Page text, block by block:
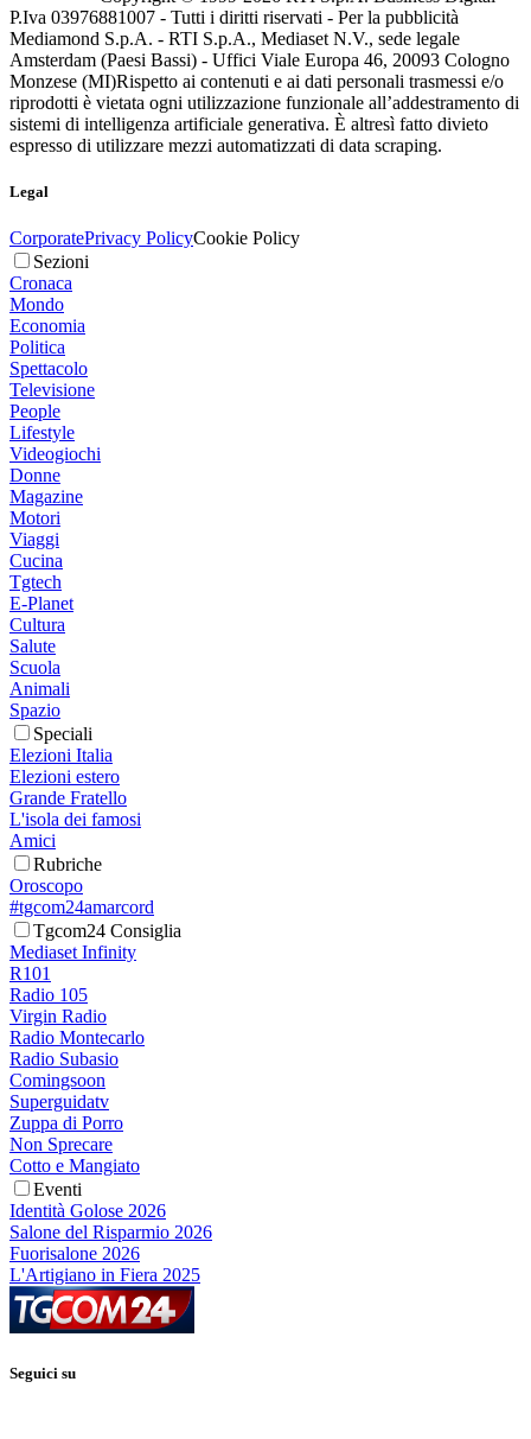
P.Iva 03976881007 - Tutti i diritti riservati - Per la pubblicità
Mediamond S.p.A. - RTI S.p.A., Mediaset N.V., sede legale
Amsterdam (Paesi Bassi) - Uffici Viale Europa 46, 20093 Cologno
Monzese (MI)Rispetto ai contenuti e ai dati personali trasmessi e/o
riprodotti è vietata ogni utilizzazione funzionale all’addestramento di
sistemi di intelligenza artificiale generativa. È altresì fatto divieto
espresso di utilizzare mezzi automatizzati di data scraping.
Legal
CorporatePrivacy PolicyCookie Policy
Sezioni
Cronaca
Mondo
Economia
Politica
Spettacolo
Televisione
People
Lifestyle
Videogiochi
Donne
Magazine
Motori
Viaggi
Cucina
Tgtech
E-Planet
Cultura
Salute
Scuola
Animali
Spazio
Speciali
Elezioni Italia
Elezioni estero
Grande Fratello
L'isola dei famosi
Amici
Rubriche
Oroscopo
#tgcom24amarcord
Tgcom24 Consiglia
Mediaset Infinity
R101
Radio 105
Virgin Radio
Radio Montecarlo
Radio Subasio
Comingsoon
Superguidatv
Zuppa di Porro
Non Sprecare
Cotto e Mangiato
Eventi
Identità Golose 2026
Salone del Risparmio 2026
Fuorisalone 2026
L'Artigiano in Fiera 2025
Seguici su